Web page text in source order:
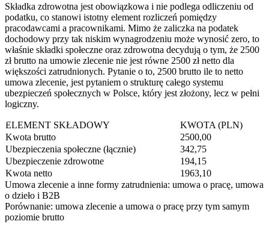
Składka zdrowotna jest obowiązkowa i nie podlega odliczeniu od
podatku, co stanowi istotny element rozliczeń pomiędzy
pracodawcami a pracownikami. Mimo że zaliczka na podatek
dochodowy przy tak niskim wynagrodzeniu może wynosić zero, to
właśnie składki społeczne oraz zdrowotna decydują o tym, że 2500
zł brutto na umowie zlecenie nie jest równe 2500 zł netto dla
większości zatrudnionych. Pytanie o to, 2500 brutto ile to netto
umowa zlecenie, jest pytaniem o strukturę całego systemu
ubezpieczeń społecznych w Polsce, który jest złożony, lecz w pełni
logiczny.
ELEMENT SKŁADOWY
KWOTA (PLN)
Kwota brutto
2500,00
Ubezpieczenia społeczne (łącznie)
342,75
Ubezpieczenie zdrowotne
194,15
Kwota netto
1963,10
Umowa zlecenie a inne formy zatrudnienia: umowa o pracę, umowa
o dzieło i B2B
Porównanie: umowa zlecenie a umowa o pracę przy tym samym
poziomie brutto